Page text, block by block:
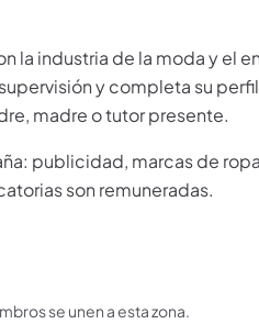
la industria de la moda y el
y completa su
madre o tutor presente.
: publicidad, marcas de
son remuneradas.
se unen a esta zona.